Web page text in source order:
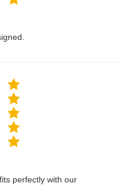
perfectly with our